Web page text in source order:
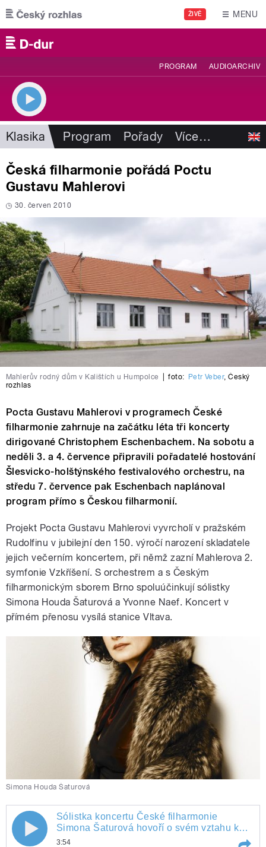
Přejít k hlavnímu obsahu
ŽIVĚ MENU
PROGRAM AUDIOARCHIV
Klasika Program Pořady Více…
Česká filharmonie pořádá Poctu
Gustavu Mahlerovi
30. červen 2010
Mahlerův rodný dům v Kalištích u Humpolce foto: Petr Veber,Český
rozhlas
Pocta Gustavu Mahlerovi v programech České
filharmonie zahrnuje na začátku léta tři koncerty
dirigované Christophem Eschenbachem. Na sobotu a
neděli 3. a 4. července připravili pořadatelé hostování
Šlesvicko-holštýnského festivalového orchestru, na
středu 7. července pak Eschenbach naplánoval
program přímo s Českou filharmonií.
Projekt Pocta Gustavu Mahlerovi vyvrcholí v pražském
Rudolfinu v jubilejní den 150. výročí narození skladatele
jejich večerním koncertem, při němž zazní Mahlerova 2.
symfonie Vzkříšení. S orchestrem a s Českým
filharmonickým sborem Brno spoluúčinkují sólistky
Simona Houda Šaturová a Yvonne Naef. Koncert v
přímém přenosu vysílá stanice Vltava.
Simona Houda Šaturová
Sólistka koncertu České filharmonie
Simona Šaturová hovoří o svém vztahu k
hudbě Gustava Mahlera
3:54